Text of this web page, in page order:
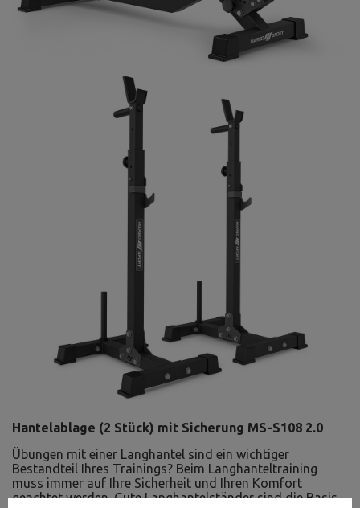
Hantelablage (2 Stück) mit Sicherung MS-S108 2.0
Übungen mit einer Langhantel sind ein wichtiger
Bestandteil Ihres Trainings? Beim Langhanteltraining
muss immer auf Ihre Sicherheit und Ihren Komfort
geachtet werden. Gute Langhantelständer sind die Basis.